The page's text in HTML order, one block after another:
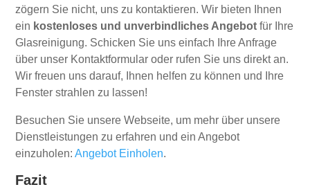
zögern Sie nicht, uns zu kontaktieren. Wir bieten Ihnen
ein kostenloses und unverbindliches Angebot für Ihre
Glasreinigung. Schicken Sie uns einfach Ihre Anfrage
über unser Kontaktformular oder rufen Sie uns direkt an.
Wir freuen uns darauf, Ihnen helfen zu können und Ihre
Fenster strahlen zu lassen!
Besuchen Sie unsere Webseite, um mehr über unsere
Dienstleistungen zu erfahren und ein Angebot
einzuholen:Angebot Einholen.
Fazit